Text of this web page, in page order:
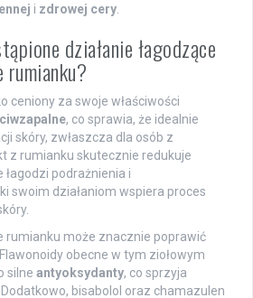
i zdrowej cery
działanie łagodzące
ceniony za swoje właściwości
, co sprawia, że idealnie
skóry, zwłaszcza dla osób z
z rumianku skutecznie redukuje
podrażnienia i
swoim działaniom wspiera proces
rumianku może znacznie poprawić
obecne w tym ziołowym
silne antyoksydanty, co sprzyja
bisabolol oraz chamazulen